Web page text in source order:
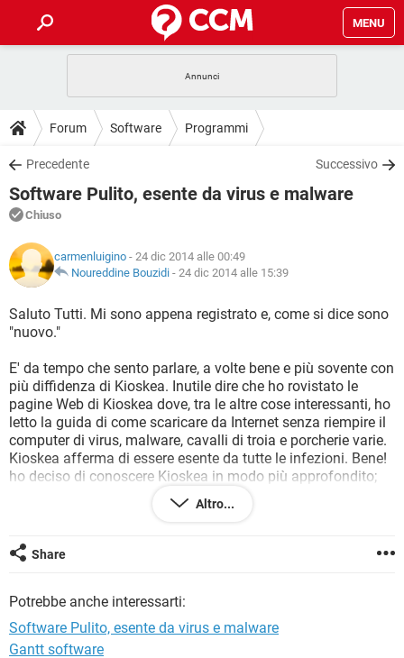
MENU
INTRATTENIMENTO ANDROID
iOS
INSTAGRAM WHATSAPP
TIKTOK
HARDWARE
GUIDE
COVID-19 GAMING
iOS
INSTAGRAM
TIKTOK FACEBOOK
DOWNLOAD
COVID-19 GAMING
INTRATTENIMENTO
iOS WINDOWS 10
INSTAGRAM
TIKTOK FACEBOOK
FORUM
COVID-19
INTRATTENIMENTO ANDROID
INSTAGRAM
TIKTOK FACEBOOK
HARDWARE
GLOSSARIO
COVID-19
INTRATTENIMENTO ANDROID
INSTAGRAM WHATSAPP
TIKTOK FACEBOOK
HARDWARE
Forum Software Programmi
Precedente Successivo
Software Pulito, esente da virus e malware
Chiuso
carmenluigino - 24 dic 2014 alle 00:49
Noureddine Bouzidi - 24 dic 2014 alle 15:39
Saluto Tutti. Mi sono appena registrato e, come si dice sono
"nuovo."
E' da tempo che sento parlare, a volte bene e più sovente con
più diffidenza di Kioskea. Inutile dire che ho rovistato le
pagine Web di Kioskea dove, tra le altre cose interessanti, ho
letto la guida di come scaricare da Internet senza riempire il
computer di virus, malware, cavalli di troia e porcherie varie.
Kioskea afferma di essere esente da tutte le infezioni. Bene!
ho deciso di conoscere Kioskea in modo più approfondito;
accidenti stavo per dimenticare di dire che, la mia passione,
che mi ha dato e mi da tuttora, grandi soddisfazioni sovente
posizionamento ai primi posti delle prime pagine Web di
Google, Bing, Yahoo e altri motori di ricerca. Mi auguro che
Ringrazio Kioskea per la gentile ospitalità e saluto Tutti.
Luigino Tudico assertore di Google.
Altro...
Share
Potrebbe anche interessarti:
Software Pulito, esente da virus e malware
Gantt software